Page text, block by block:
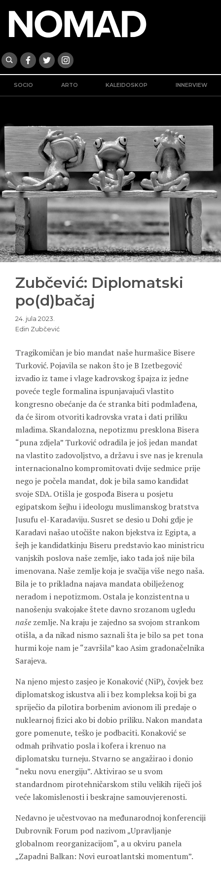
SOCIO ARTO KALEIDOSKOP INNERVIEW
Zubčević: Diplomatski
po(d)bačaj
24. jula 2023.
Edin Zubčević
Tragikomičan je bio mandat naše hurmašice Bisere
Turković. Pojavila se nakon što je B Izetbegović
izvadio iz tame i vlage kadrovskog špajza iz jedne
poveće tegle formalina ispunjavajući vlastito
kongresno obećanje da će stranka biti podmlađena,
da će širom otvoriti kadrovska vrata i dati priliku
mladima. Skandalozna, nepotizmu presklona Bisera
“puna zdjela” Turković odradila je još jedan mandat
na vlastito zadovoljstvo, a državu i sve nas je krenula
internacionalno kompromitovati dvije sedmice prije
nego je počela mandat, dok je bila samo kandidat
svoje SDA. Otišla je gospođa Bisera u posjetu
egipatskom šejhu i ideologu muslimanskog bratstva
Jusufu el-Karadaviju. Susret se desio u Dohi gdje je
Karadavi našao utočište nakon bjekstva iz Egipta, a
šejh je kandidatkinju Biseru predstavio kao ministricu
vanjskih poslova naše zemlje, iako tada još nije bila
imenovana. Naše zemlje koja je svačija više nego naša.
Bila je to prikladna najava mandata obilježenog
neradom i nepotizmom. Ostala je konzistentna u
nanošenju svakojake štete davno srozanom ugledu
naše zemlje. Na kraju je zajedno sa svojom strankom
otišla, a da nikad nismo saznali šta je bilo sa pet tona
hurmi koje nam je “završila” kao Asim gradonačelnika
Sarajeva.
Na njeno mjesto zasjeo je Konaković (NiP), čovjek bez
diplomatskog iskustva ali i bez kompleksa koji bi ga
spriječio da pilotira borbenim avionom ili predaje o
nuklearnoj fizici ako bi dobio priliku. Nakon mandata
gore pomenute, teško je podbaciti. Konaković se
odmah prihvatio posla i kofera i krenuo na
diplomatsku turneju. Stvarno se angažirao i donio
“neku novu energiju”. Aktivirao se u svom
standardnom pirotehničarskom stilu velikih riječi još
veće lakomislenosti i beskrajne samouvjerenosti.
Nedavno je učestvovao na međunarodnoj konferenciji
Dubrovnik Forum pod nazivom „Upravljanje
globalnom reorganizacijom“, a u okviru panela
„Zapadni Balkan: Novi euroatlantski momentum”.